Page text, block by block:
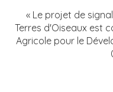
« Le projet de
Terres d'Oiseaux est
Agricole pour le